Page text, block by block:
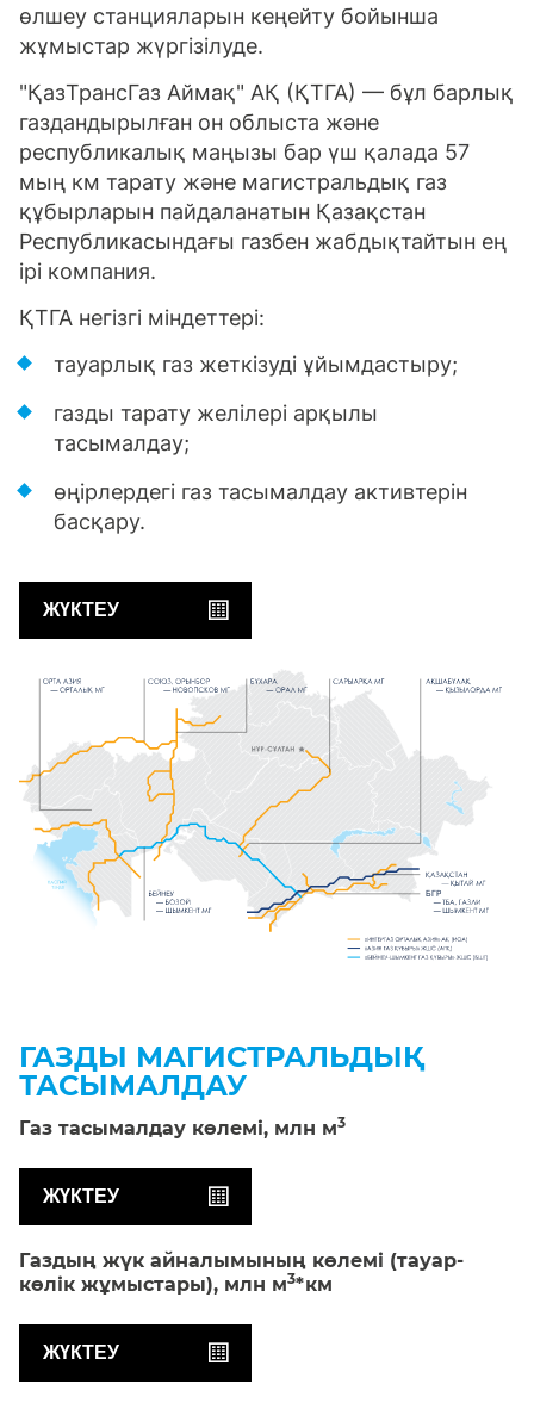
өлшеу станцияларын кеңейту бойынша
жұмыстар жүргізілуде.
"ҚазТрансГаз Аймақ" АҚ (ҚТГА) — бұл барлық
газдандырылған он облыста және
республикалық маңызы бар үш қалада 57
мың км тарату және магистральдық газ
құбырларын пайдаланатын Қазақстан
Республикасындағы газбен жабдықтайтын ең
ірі компания.
ҚТГА негізгі міндеттері:
тауарлық газ жеткізуді ұйымдастыру;
газды тарату желілері арқылы
тасымалдау;
өңірлердегі газ тасымалдау активтерін
басқару.
ЖҮКТЕУ
БГР
ГАЗДЫ МАГИСТРАЛЬДЫҚ
ТАСЫМАЛДАУ
Газ тасымалдау көлемі, млн м3
ЖҮКТЕУ
Газдың жүк айналымының көлемі (тауар-
көлік жұмыстары), млн м3*км
ЖҮКТЕУ